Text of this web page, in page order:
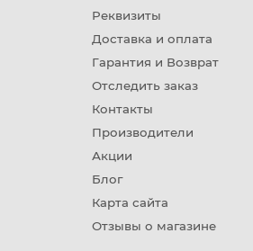
Реквизиты
Доставка и оплата
Гарантия и Возврат
Отследить заказ
Контакты
Производители
Акции
Блог
Карта сайта
Отзывы о магазине